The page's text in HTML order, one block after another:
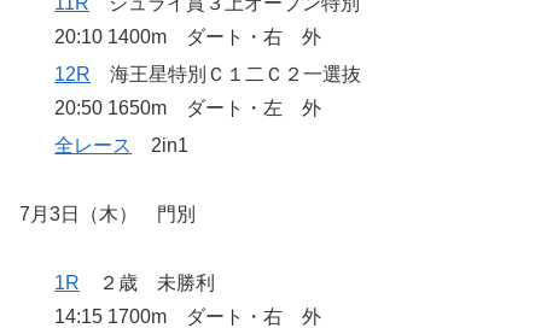
20:10 1400m ダート・右 外
12R 海王星特別Ｃ１二Ｃ２一選抜
20:50 1650m ダート・左 外
全レース
2in1
7月3日（木） 門別
1R ２歳 未勝利
14:15 1700m ダート・右 外